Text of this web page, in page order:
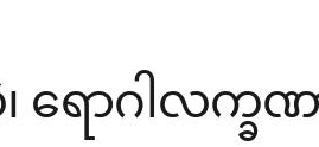
ောဂါလက္ခဏာ